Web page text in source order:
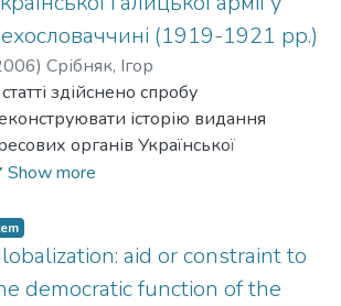
mass media study
in the article is presented to the
of researchers, journalists and
professionals.
(1919-1921 pp.)
) Срібняк, Ігор
здійснено спробу
історію видання
органів Української
армії після інтернування
у 1919-1921 pp.
увагу приделено висвітленню
виховного впливу видань
Show more
aid or constraint to
democratic function of the